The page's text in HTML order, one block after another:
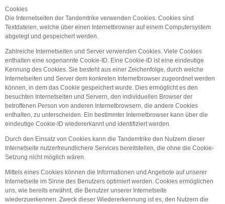
Cookies
Die Internetseiten der Tandemtrike verwenden Cookies. Cookies sind
Textdateien, welche über einen Internetbrowser auf einem Computersystem
abgelegt und gespeichert werden.
Zahlreiche Internetseiten und Server verwenden Cookies. Viele Cookies
enthalten eine sogenannte Cookie-ID. Eine Cookie-ID ist eine eindeutige
Kennung des Cookies. Sie besteht aus einer Zeichenfolge, durch welche
Internetseiten und Server dem konkreten Internetbrowser zugeordnet werden
können, in dem das Cookie gespeichert wurde. Dies ermöglicht es den
besuchten Internetseiten und Servern, den individuellen Browser der
betroffenen Person von anderen Internetbrowsern, die andere Cookies
enthalten, zu unterscheiden. Ein bestimmter Internetbrowser kann über die
eindeutige Cookie-ID wiedererkannt und identifiziert werden.
Durch den Einsatz von Cookies kann die Tandemtrike den Nutzern dieser
Internetseite nutzerfreundlichere Services bereitstellen, die ohne die Cookie-
Setzung nicht möglich wären.
Mittels eines Cookies können die Informationen und Angebote auf unserer
Internetseite im Sinne des Benutzers optimiert werden. Cookies ermöglichen
uns, wie bereits erwähnt, die Benutzer unserer Internetseite
wiederzuerkennen. Zweck dieser Wiedererkennung ist es, den Nutzern die